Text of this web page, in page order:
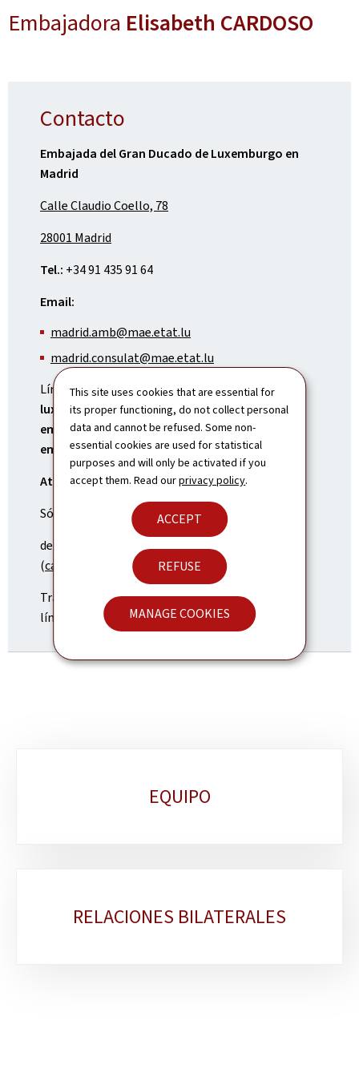
This site uses cookies that are essential for
its proper functioning, do not collect personal
data and cannot be refused. Some non-
essential cookies are used for statistical
purposes and will only be activated if you
accept them. Read ourprivacy policy.
ACCEPT
REFUSE
MANAGE COOKIES
Embajadora Elisabeth CARDOSO
Contacto
Embajada del Gran Ducado de Luxemburgo en
Madrid
Calle Claudio Coello, 78
28001 Madrid
Tel.: +34 91 435 91 64
Email:
madrid.amb@mae.etat.lu
madrid.consulat@mae.etat.lu
Línea de asistencia telefónica paraciudadanos
luxemburgueses, únicamente en caso de
emergencia fuera del horario de apertura de la
embajada: +352 247 72300
Atención al público:
Sólo con cita previa (Tel.: + 34 91 435 91 64),
de lunes a viernes, excepto días festivos
(calendario laboral (Pdf))
Transporte público:Núñez de Balboa(metro
líneas 5 y 9)
EQUIPO
RELACIONES BILATERALES